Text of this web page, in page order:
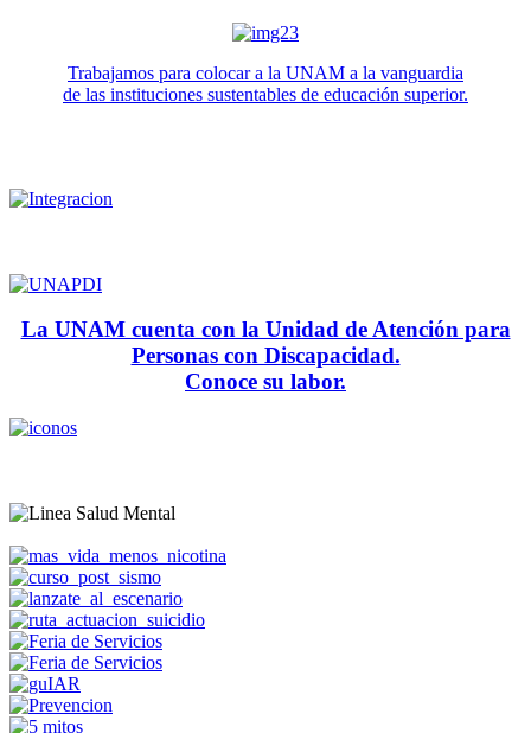
Trabajamos para colocar a la UNAM a la vanguardia
de las instituciones sustentables de educación superior.
La UNAM cuenta con la Unidad de Atención para
Personas con Discapacidad.
Conoce su labor.